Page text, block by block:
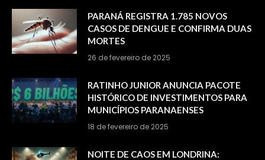
PARANÁ REGISTRA 1.785 NOVOS
CASOS DE DENGUE E CONFIRMA DUAS
MORTES
26 de fevereiro de 2025
RATINHO JUNIOR ANUNCIA PACOTE
HISTÓRICO DE INVESTIMENTOS PARA
MUNICÍPIOS PARANAENSES
18 de fevereiro de 2025
NOITE DE CAOS EM LONDRINA: